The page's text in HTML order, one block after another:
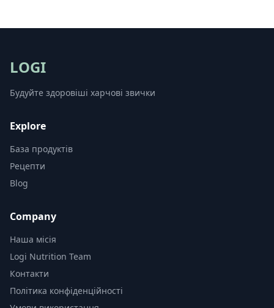
LOGI
Будуйте здоровіші харчові звички
Explore
База продуктів
Рецепти
Blog
Company
Наша місія
Logi Nutrition Team
Контакти
Політика конфіденційності